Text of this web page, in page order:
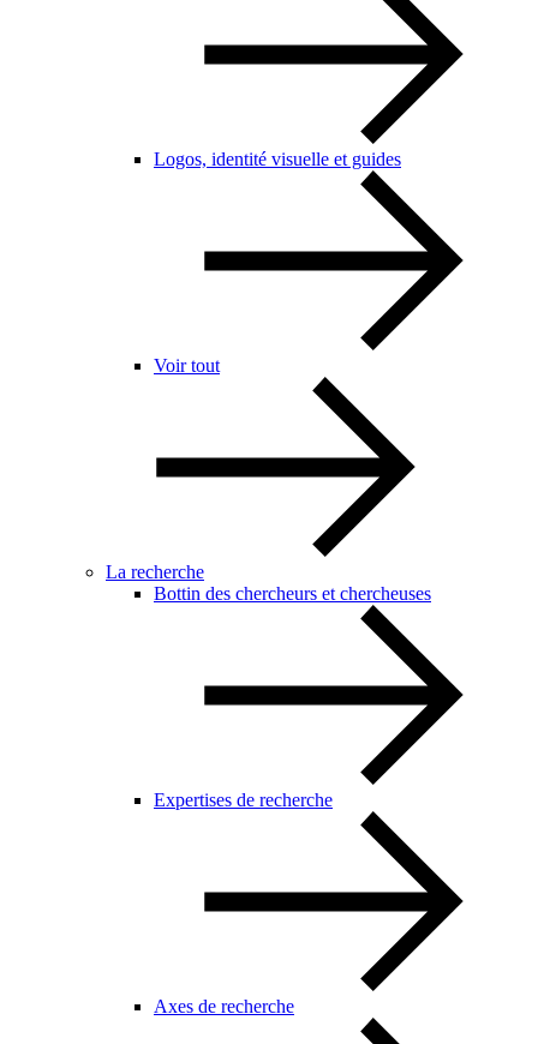
Logos, identité visuelle et guides
Voir tout
La recherche
Bottin des chercheurs et chercheuses
Expertises de recherche
Axes de recherche